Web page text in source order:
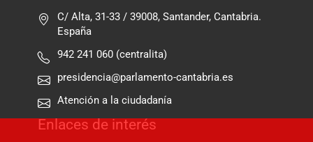
C/ Alta, 31-33 / 39008, Santander, Cantabria.
España
942 241 060 (centralita)
presidencia@parlamento-cantabria.es
Atención a la ciudadanía
Enlaces de interés